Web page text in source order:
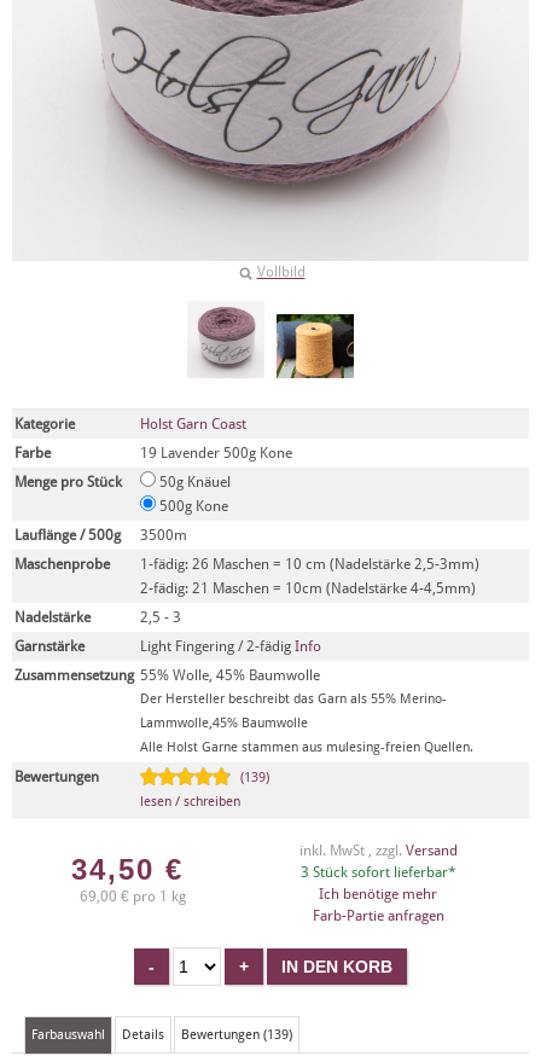
Vollbild
Kategorie
Holst Garn Coast
Farbe
19 Lavender 500g Kone
Menge pro Stück
50g Knäuel
500g Kone
Lauflänge / 500g
3500m
Maschenprobe
1-fädig: 26 Maschen = 10 cm (Nadelstärke 2,5-3mm)
2-fädig: 21 Maschen = 10cm (Nadelstärke 4-4,5mm)
Nadelstärke
2,5 - 3
Garnstärke
Light Fingering / 2-fädig Info
Zusammensetzung 55% Wolle, 45% Baumwolle
Der Hersteller beschreibt das Garn als 55% Merino-
Lammwolle,45% Baumwolle
Alle Holst Garne stammen aus mulesing-freien Quellen.
Bewertungen
(139)
lesen / schreiben
34,50 €
69,00 € pro 1 kg
inkl. MwSt , zzgl. Versand
3 Stück sofort lieferbar*
Ich benötige mehr
Farb-Partie anfragen
Farbauswahl Details Bewertungen (139)